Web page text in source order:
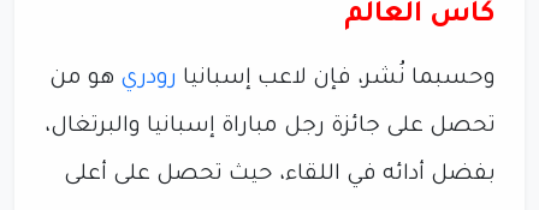
كأس العالم
وحسبما نُشر، فإن لاعب إسبانيا رودري هو من
تحصل على جائزة رجل مباراة إسبانيا والبرتغال،
بفضل أدائه في اللقاء، حيث تحصل على أعلى